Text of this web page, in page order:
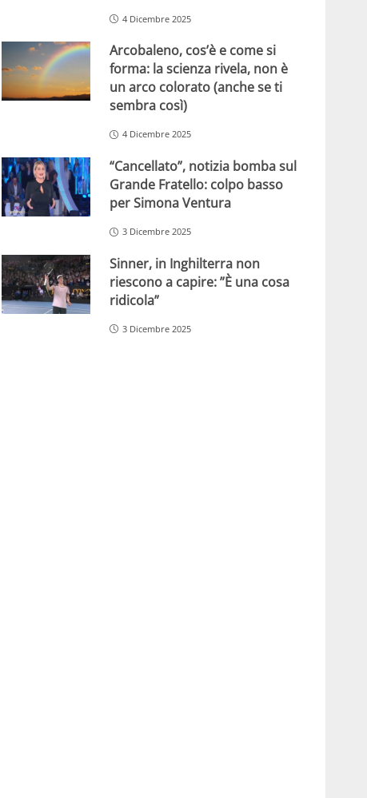
4 Dicembre 2025
Arcobaleno, cos’è e come si
forma: la scienza rivela, non è
un arco colorato (anche se ti
sembra così)
4 Dicembre 2025
“Cancellato”, notizia bomba sul
Grande Fratello: colpo basso
per Simona Ventura
3 Dicembre 2025
Sinner, in Inghilterra non
riescono a capire: ”È una cosa
ridicola”
3 Dicembre 2025